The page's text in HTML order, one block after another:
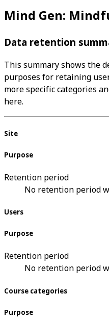
Mind Gen:
Data retention
This summary shows the
purposes for retaining
more specific categories
here.
Site
Purpose
Retention period
No retention period
Users
Purpose
Retention period
No retention period
Course categories
Purpose